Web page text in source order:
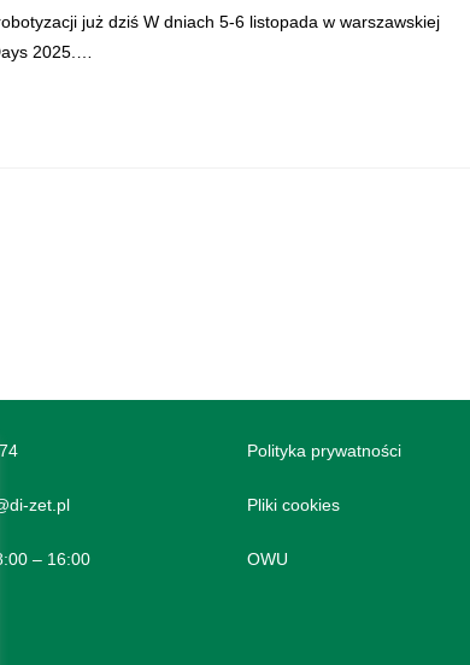
już dziś W dniach 5-6 listopada w warszawskiej
2025.…
zet.pl
– 16:00
Polityka prywatności
Pliki cookies
OWU